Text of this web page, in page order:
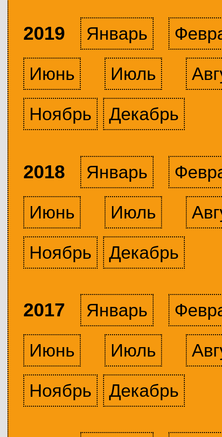
2019 Январь
Июнь
Июль
Ноябрь
Декабрь
2018 Январь
Июнь
Июль
Ноябрь
Декабрь
2017 Январь
Июнь
Июль
Ноябрь
Декабрь